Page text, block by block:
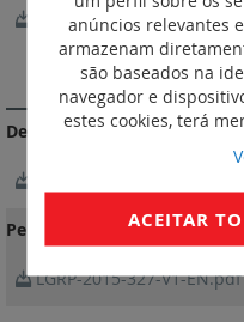
FichaTécnica_F00794FR-
Declarações e certificados
Perfil ambiental do produto
LGRP-2015-327-V1-EN.pdf
anúncios relevantes
armazenam
são baseados na
navegador e
estes cookies, terá
ACEITAR